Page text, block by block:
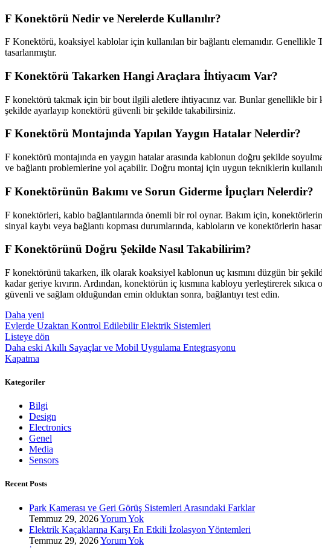
F Konektörü Nedir ve Nerelerde Kullanılır?
F Konektörü, koaksiyel kablolar için kullanılan bir bağlantı elemanıdır.
tasarlanmıştır.
F Konektörü Takarken Hangi Araçlara İhtiyacım Var?
F konektörü takmak için bir bout ilgili aletlere ihtiyacınız var. Bunlar genellikle bir
şekilde ayarlayıp konektörü güvenli bir şekilde takabilirsiniz.
F Konektörü Montajında Yapılan Yaygın Hatalar Nelerdir?
F konektörü montajında en yaygın hatalar arasında kablonun doğru şekilde
ve bağlantı problemlerine yol açabilir. Doğru montaj için uygun tekniklerin
F Konektörünün Bakımı ve Sorun Giderme İpuçları Nelerdir?
F konektörleri, kablo bağlantılarında önemli bir rol oynar. Bakım için,
sinyal kaybı veya bağlantı kopması durumlarında, kabloların ve konektörlerin
F Konektörünü Doğru Şekilde Nasıl Takabilirim?
F konektörünü takarken, ilk olarak koaksiyel kablonun uç kısmını düzgün bir
kadar geriye kıvırın. Ardından, konektörün iç kısmına kabloyu yerleştirerek
güvenli ve sağlam olduğundan emin olduktan sonra, bağlantıyı test edin.
Daha yeni
Evlerde Uzaktan Kontrol Edilebilir Elektrik Sistemleri
Listeye dön
Daha eski Akıllı Sayaçlar ve Mobil Uygulama Entegrasyonu
Kapatma
Kategoriler
Bilgi
Design
Electronics
Genel
Media
Sensors
Recent Posts
Park Kamerası ve Geri Görüş Sistemleri Arasındaki Farklar
Temmuz 29, 2026Yorum Yok
Elektrik Kaçaklarına Karşı En Etkili İzolasyon Yöntemleri
Temmuz 29, 2026Yorum Yok